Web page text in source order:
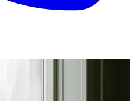
Hvalsø